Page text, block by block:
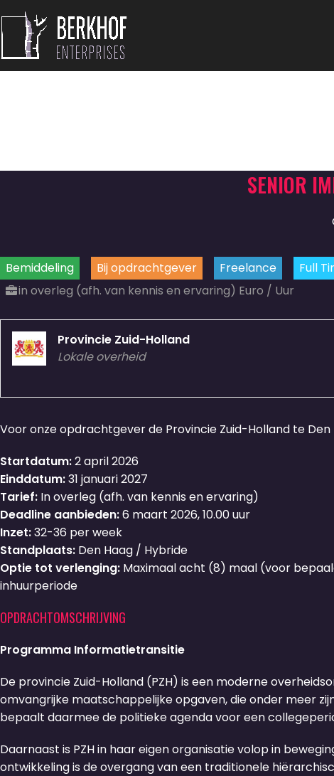
SENIOR
Bemiddeling Bij opdrachtgever Freelance Full
in overleg (afh. van kennis en ervaring) Euro / Uur
Provincie Zuid-Holland
Lokale overheid
Voor onze opdrachtgever de Provincie Zuid-Holland te Den
Startdatum:2 april 2026
Einddatum:31 januari 2027
Tarief: In overleg (afh. van kennis en ervaring)
Deadline aanbieden:6 maart 2026, 10.00 uur
Inzet:32-36 per week
Standplaats: Den Haag / Hybride
Optie tot verlenging: Maximaal acht (8) maal (voor
inhuurperiode
OPDRACHTOMSCHRIJVING
Programma Informatietransitie
De provincie Zuid-Holland (PZH) is een moderne
omvangrijke maatschappelijke opgaven, die onder meer
bepaalt daarmee de politieke agenda voor een
Daarnaast is PZH in haar eigen organisatie volop in
ontwikkeling is de overgang van een traditionele